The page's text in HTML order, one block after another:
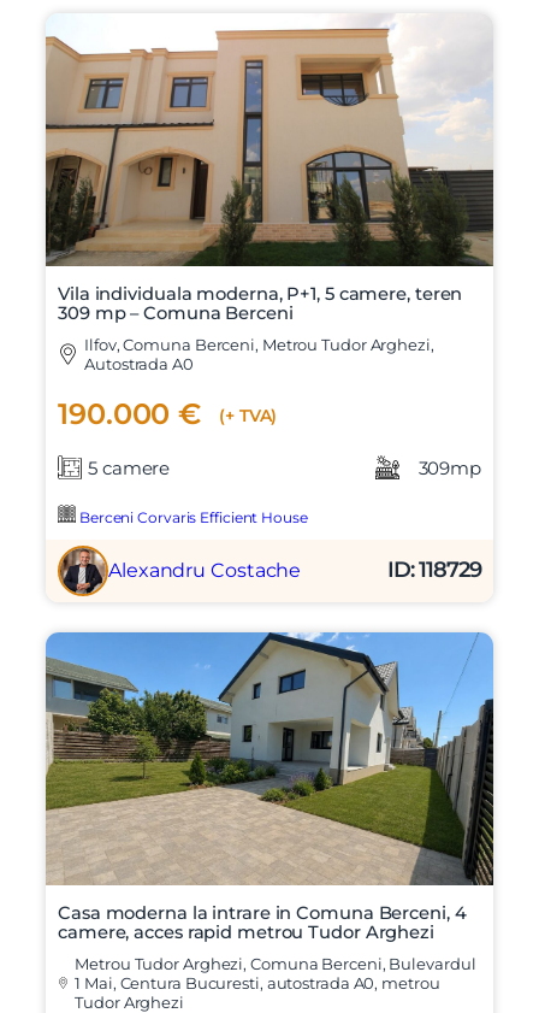
Vila individuala moderna, P+1, 5 camere, teren
309 mp – Comuna Berceni
Ilfov, Comuna Berceni, Metrou Tudor Arghezi,
Autostrada A0
190.000 € (+ TVA)
5 camere 309mp
Berceni Corvaris Efficient House
Alexandru Costache ID: 118729
Casa moderna la intrare in Comuna Berceni, 4
camere, acces rapid metrou Tudor Arghezi
Metrou Tudor Arghezi, Comuna Berceni, Bulevardul
1 Mai, Centura Bucuresti, autostrada A0, metrou
Tudor Arghezi